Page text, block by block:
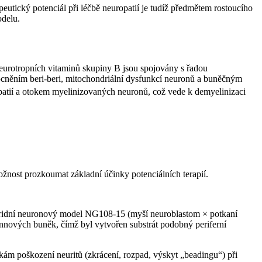
potenciál při léčbě neuropatií je tudíž předmětem rostoucího
vitaminů skupiny B jsou spojovány s řadou
beri-beri, mitochondriální dysfunkcí neuronů a buněčným
a otokem myelinizovaných neuronů, což vede k demyelinizaci
prozkoumat základní účinky potenciálních terapií.
neuronový model NG108-15 (myší neuroblastom × potkaní
buněk, čímž byl vytvořen substrát podobný periferní
poškození neuritů (zkrácení, rozpad, výskyt „beadingu“) při